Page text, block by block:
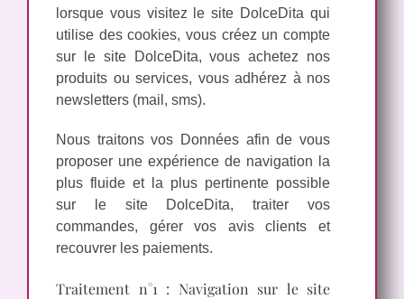
lorsque vous visitez le site DolceDita qui
utilise des cookies, vous créez un compte
sur le site DolceDita, vous achetez nos
produits ou services, vous adhérez à nos
newsletters (mail, sms).
Nous traitons vos Données afin de vous
proposer une expérience de navigation la
plus fluide et la plus pertinente possible
sur le site DolceDita, traiter vos
commandes, gérer vos avis clients et
recouvrer les paiements.
Traitement n°1 : Navigation sur le site